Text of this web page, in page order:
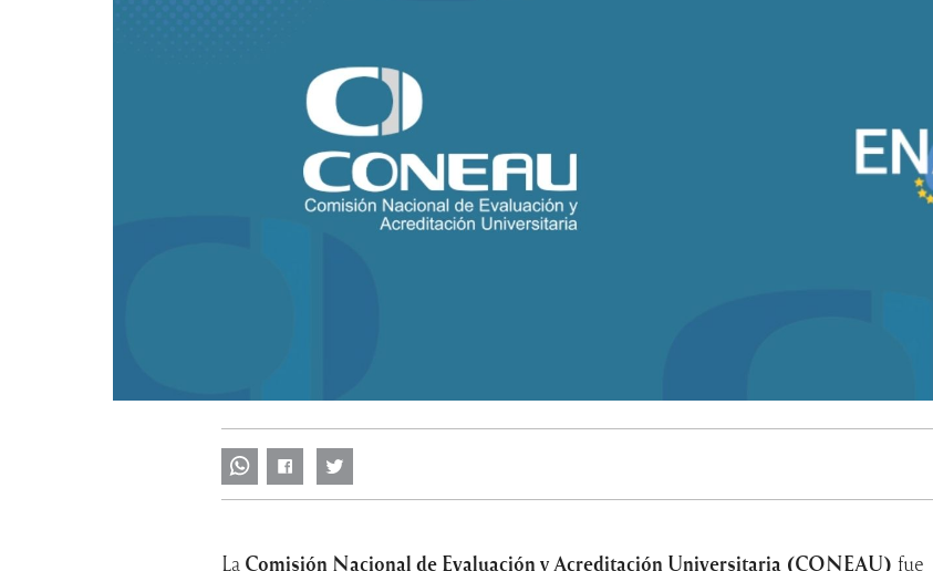
La Comisión Nacional de Evaluación y Acreditación Universitaria (CONEAU) fue